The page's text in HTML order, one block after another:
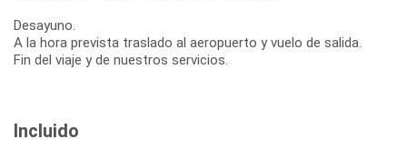
Desayuno.
A la hora prevista traslado al aeropuerto y vuelo de salida.
Fin del viaje y de nuestros servicios.
Incluido